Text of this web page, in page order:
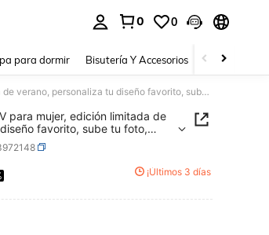
0 0
para dormir Bisutería Y Accesorios Zapatos
Camiseta de cuello en V para mujer, edición limitada de verano, personaliza tu diseño favorito, sube tu foto, cualquier foto puede ser, bienvenido a pedir en negro
para mujer, edición limitada de
favorito, sube tu foto,
bienvenido a pedir en negro
AVAILABILITY¡Últimos 3 días